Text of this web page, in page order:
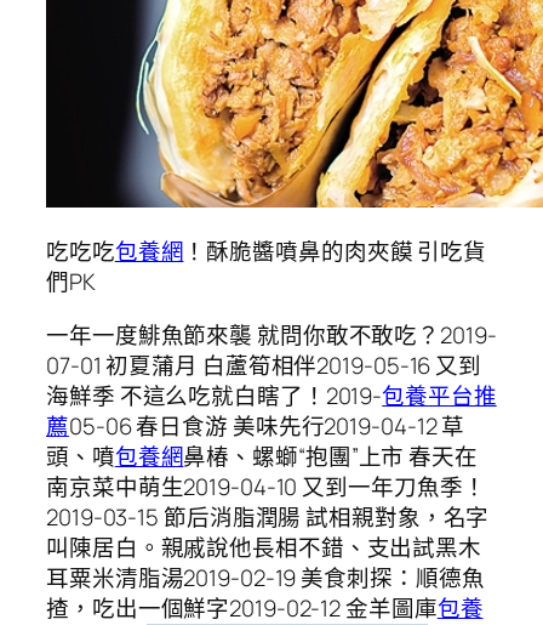
吃吃吃包養網 ！酥脆醬噴鼻的肉夾饃 引吃貨
們PK
一年一度鯡魚節來襲 就問你敢不敢吃？2019-
07-01 初夏蒲月 白蘆筍相伴2019-05-16 又到
海鮮季 不這么吃就白瞎了！2019-包養平台推
薦05-06 春日食游 美味先行2019-04-12 草
頭、噴包養網鼻椿、螺螄“抱團”上市 春天在
南京菜中萌生2019-04-10 又到一年刀魚季！
2019-03-15 節后消脂潤腸 試相親對象，名字
叫陳居白。親戚說他長相不錯、支出試黑木
耳粟米清脂湯2019-02-19 美食刺探：順德魚
揸，吃出一個鮮字2019-02-12 金羊圖庫包養